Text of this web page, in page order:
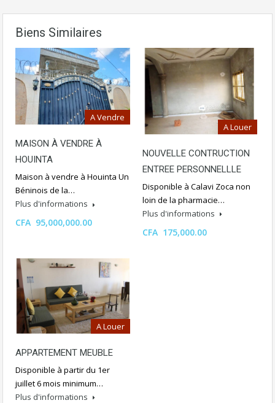
Biens Similaires
A Vendre
MAISON À VENDRE À
HOUINTA
Maison à vendre à Houinta Un
Béninois de la…
Plus d'informations
CFA 95,000,000.00
A Louer
NOUVELLE CONTRUCTION
ENTREE PERSONNELLLE
Disponible à Calavi Zoca non
loin de la pharmacie…
Plus d'informations
CFA 175,000.00
A Louer
APPARTEMENT MEUBLE
Disponible à partir du 1er
juillet 6 mois minimum…
Plus d'informations